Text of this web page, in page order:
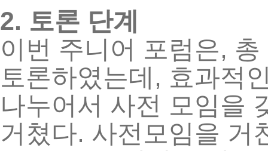
2. 토론 단계
이번 주니어 포럼은, 총
토론하였는데 , 효과적
나누어서 사전 모임을
거쳤다. 사전모임을 거